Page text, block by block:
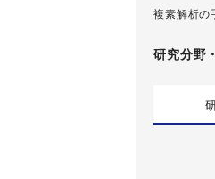
複素解析の
研究分野・